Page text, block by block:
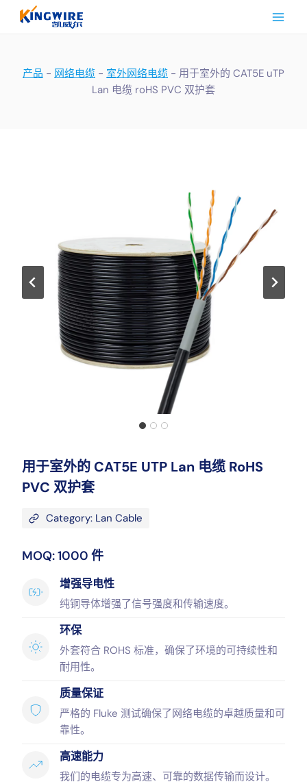
产品 - 网络电缆 - 室外网络电缆 - 用于室外的 CAT5E uTP
Lan 电缆 roHS PVC 双护套
用于室外的 CAT5E UTP Lan 电缆 RoHS
PVC 双护套
Category: Lan Cable
MOQ: 1000 件
增强导电性
纯铜导体增强了信号强度和传输速度。
环保
外套符合 ROHS 标准，确保了环境的可持续性和
耐用性。
质量保证
严格的 Fluke 测试确保了网络电缆的卓越质量和可
靠性。
高速能力
我们的电缆专为高速、可靠的数据传输而设计。